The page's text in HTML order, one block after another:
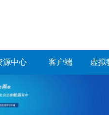
源中心 客户端 虚拟